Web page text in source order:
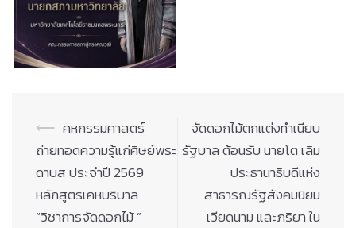
Post
navigation
⟵ คหกรรมศาสตร์
ถ่ายทอดความรู้แก่ศิษย์พระ
ดาบส ประจำปี 2569
หลักสูตรเคหบริบาล
“วิชาการจัดดอกไม้ ”
จัดดอกไม้ตกแต่งทำเนียบ
รัฐบาล ต้อนรับ นายโต เลิม
ประธานาธิบดีแห่ง
สาธารณรัฐสังคมนิยม
เวียดนาม และภริยา ใน